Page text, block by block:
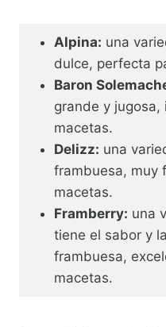
Alpina: una
dulce, perfecta
Baron
grande y jugosa,
macetas.
Delizz: una
frambuesa, muy
macetas.
Framberry: una
tiene el sabor y
frambuesa,
macetas.